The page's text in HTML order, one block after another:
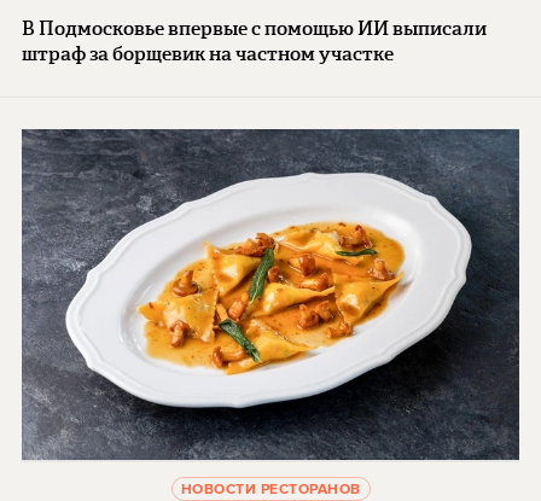
В Подмосковье впервые с помощью ИИ выписали
штраф за борщевик на частном участке
НОВОСТИ РЕСТОРАНОВ